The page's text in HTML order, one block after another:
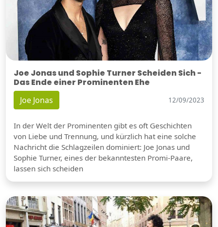
Joe Jonas und Sophie Turner Scheiden Sich -
Das Ende einer Prominenten Ehe
Joe Jonas 12/09/2023
In der Welt der Prominenten gibt es oft Geschichten
von Liebe und Trennung, und kürzlich hat eine solche
Nachricht die Schlagzeilen dominiert: Joe Jonas und
Sophie Turner, eines der bekanntesten Promi-Paare,
lassen sich scheiden